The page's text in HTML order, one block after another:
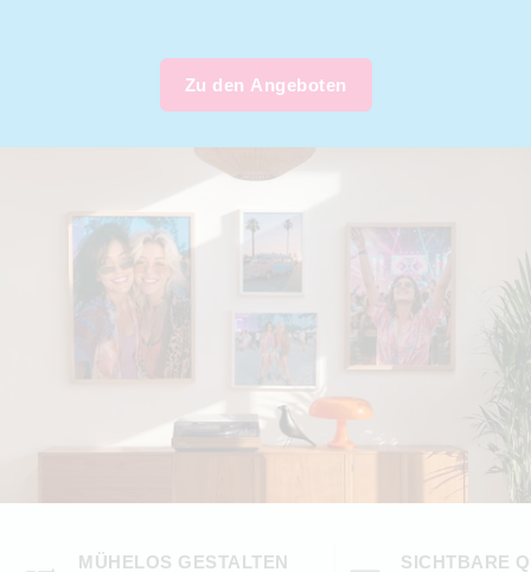
Zu den Angeboten
MÜHELOS GESTALTEN SICHTBARE